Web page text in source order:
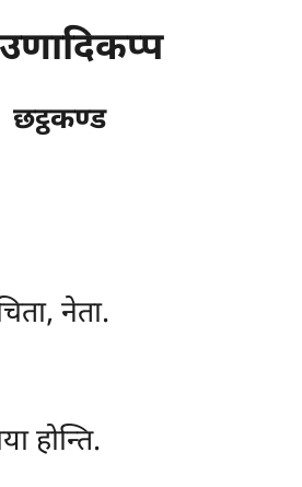
छट्ठकण्ड
नेता.
होन्ति.